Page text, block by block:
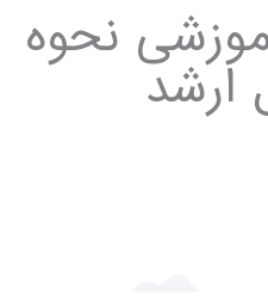
نحوه
ارشد